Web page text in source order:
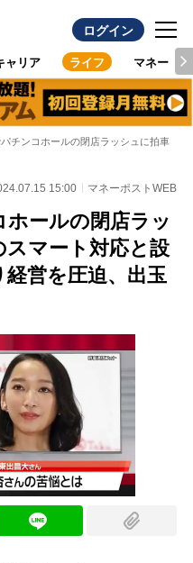
ログイン
ャリア ライフ マネー
チンコホールの閉店ラッシュに拍車 遊
15:00 マネーポストWEB
ールの閉店ラッ
マート対応と設
営を圧迫、出玉